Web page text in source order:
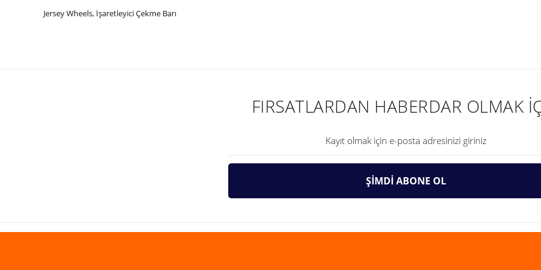
Jersey Wheels, İşaretleyici Çekme Barı
Gönder
FIRSATLARDAN HABERDAR OLMAK
ŞİMDİ ABONE OL